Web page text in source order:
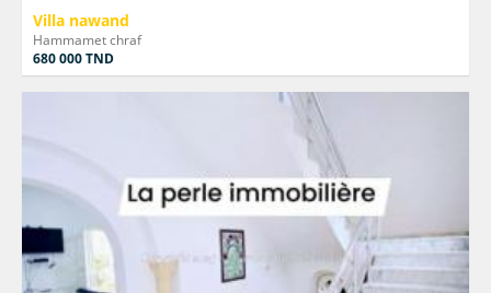
Villa nawand
Hammamet chraf
680 000 TND